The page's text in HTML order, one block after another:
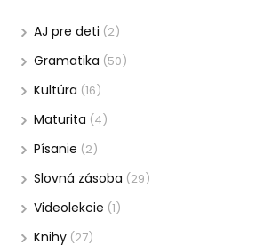
AJ pre deti (2)
Gramatika (50)
Kultúra (16)
Maturita (4)
Písanie (2)
Slovná zásoba (29)
Videolekcie (1)
Knihy (27)